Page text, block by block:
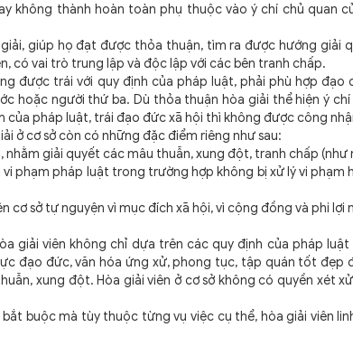
không thành hoàn toàn phụ thuộc vào ý chí chủ quan
giúp họ đạt được thỏa thuận, tìm ra được hướng giải
có vai trò trung lập và độc lập với các bên tranh chấp.
được trái với quy định của pháp luật, phải phù hợp đạo
hoặc người thứ ba. Dù thỏa thuận hòa giải thể hiện ý
pháp luật, trái đạo đức xã hội thì không được công
ở cơ sở còn có những đặc điểm riêng như sau:
nhằm giải quyết các mâu thuẫn, xung đột, tranh chấp (như
phạm pháp luật trong trường hợp không bị xử lý vi phạm
sở tự nguyện vì mục đích xã hội, vì cộng đồng và phi lợi
giải viên không chỉ dựa trên các quy định của pháp luật
đạo đức, văn hóa ứng xử, phong tục, tập quán tốt đẹp
xung đột. Hòa giải viên ở cơ sở không có quyền xét
buộc mà tùy thuộc từng vụ việc cụ thể, hòa giải viên